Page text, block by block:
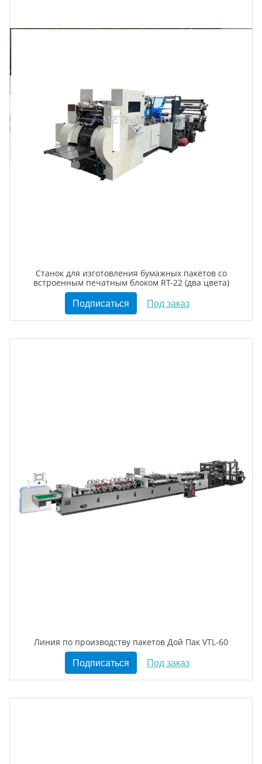
Станок для изготовления бумажных пакетов со
встроенным печатным блоком RT-22 (два цвета)
Подписаться Под заказ
Линия по производству пакетов Дой Пак VTL-60
Подписаться Под заказ